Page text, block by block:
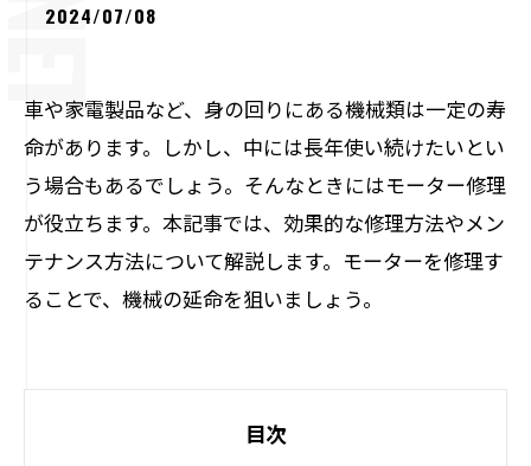
2024/07/08
車や家電製品など、身の回りにある機械類は一定の寿
命があります。しかし、中には長年使い続けたいとい
う場合もあるでしょう。そんなときにはモーター修理
が役立ちます。本記事では、効果的な修理方法やメン
テナンス方法について解説します。モーターを修理す
ることで、機械の延命を狙いましょう。
目次